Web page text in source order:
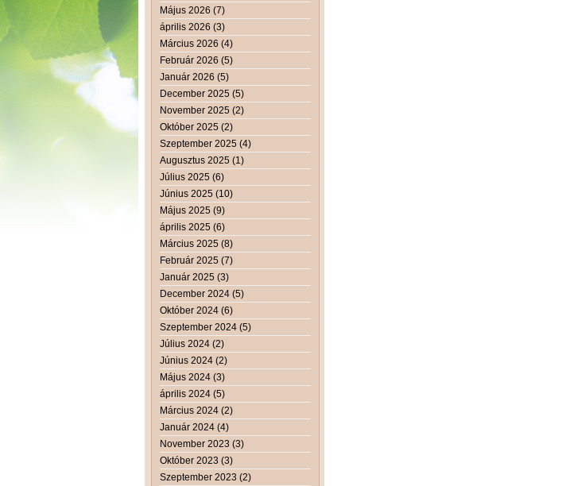
Május 2026 (7)
április 2026 (3)
Március 2026 (4)
Február 2026 (5)
Január 2026 (5)
December 2025 (5)
November 2025 (2)
Október 2025 (2)
Szeptember 2025 (4)
Augusztus 2025 (1)
Július 2025 (6)
Június 2025 (10)
Május 2025 (9)
április 2025 (6)
Március 2025 (8)
Február 2025 (7)
Január 2025 (3)
December 2024 (5)
Október 2024 (6)
Szeptember 2024 (5)
Július 2024 (2)
Június 2024 (2)
Május 2024 (3)
április 2024 (5)
Március 2024 (2)
Január 2024 (4)
November 2023 (3)
Október 2023 (3)
Szeptember 2023 (2)